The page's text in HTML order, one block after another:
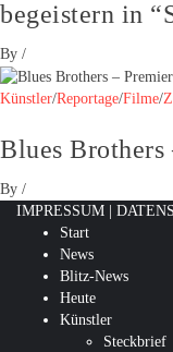
begeistern in
By /
Künstler/Reportage/Filme/
Blues Brothers
By /
IMPRESSUM
Start
News
Blitz-News
Heute
Künstler
Steckbrief